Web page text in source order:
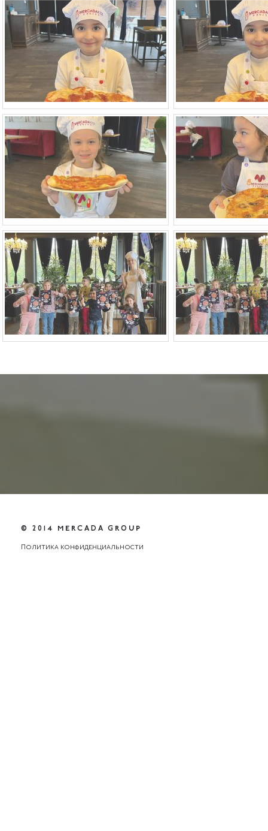
© 2014 MERCADA GROUP
Политика конфиденциальности